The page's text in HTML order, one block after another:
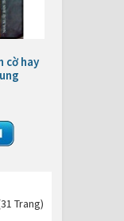
cờ hay
Trang)